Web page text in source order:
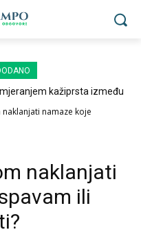
kažiprsta između
namaze koje
naklanjati
ili